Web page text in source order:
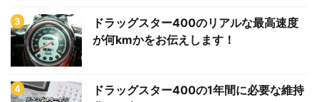
ドラッグスター400のリアルな最高速度
が何kmかをお伝えします！
ドラッグスター400の1年間に必要な維持